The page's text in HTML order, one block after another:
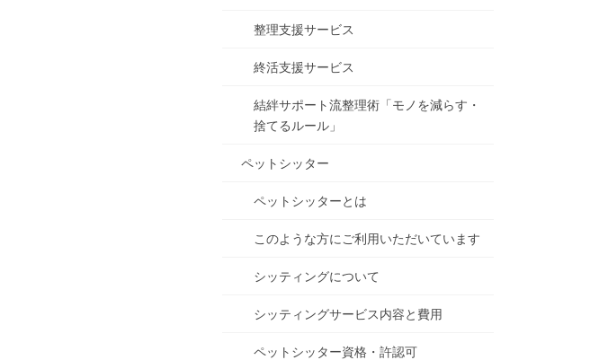
整理支援サービス
終活支援サービス
結絆サポート流整理術「モノを減らす・
捨てるルール」
ペットシッター
ペットシッターとは
このような方にご利用いただいています
シッティングについて
シッティングサービス内容と費用
ペットシッター資格・許認可